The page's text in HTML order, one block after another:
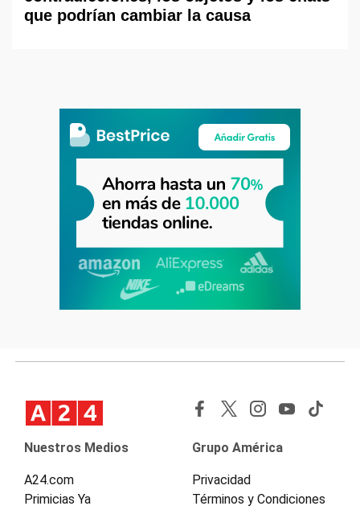
que podrían cambiar la causa
Nuestros Medios
A24.com
Primicias Ya
Grupo América
Privacidad
Términos y Condiciones